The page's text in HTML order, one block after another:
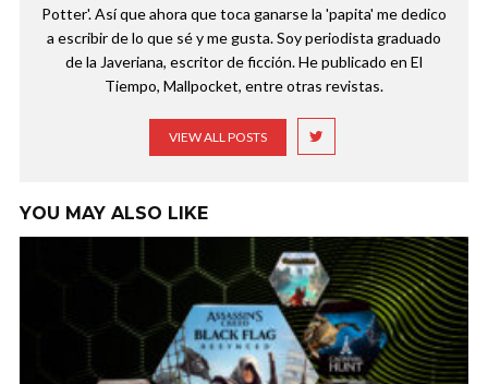
Potter'. Así que ahora que toca ganarse la 'papita' me dedico
a escribir de lo que sé y me gusta. Soy periodista graduado
de la Javeriana, escritor de ficción. He publicado en El
Tiempo, Mallpocket, entre otras revistas.
VIEW ALL POSTS
YOU MAY ALSO LIKE